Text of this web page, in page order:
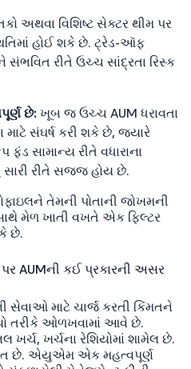
તકો અથવા વિશિષ્ટ સેક્ટર થીમ પર
હોઈ શકે છે. ટ્રેડ-ઑફ
સંભવિત રીતે ઉચ્ચ સાંદ્રતા રિસ્ક
છે: ખૂબ જ ઉચ્ચ AUM ધરાવતા
સંઘર્ષ કરી શકે છે, જ્યારે
ફંડ સામાન્ય રીતે વધારાના
રીતે સજ્જ હોય છે.
તેમની પોતાની જોખમની
મેળ ખાતી વખતે એક ફિલ્ટર
છે.
AUMની કઈ પ્રકારની અસર
માટે ચાર્જ કરતી કિંમતને
તરીકે ઓળખવામાં આવે છે.
ખર્ચના રેશિયોમાં શામેલ છે.
છે. એયુએમ એક મહત્વપૂર્ણ